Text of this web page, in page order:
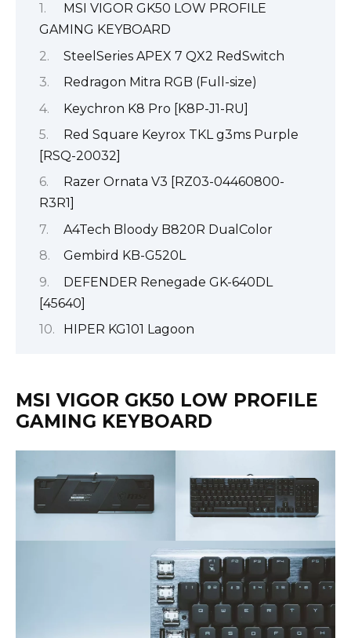
MSI VIGOR GK50 LOW PROFILE
GAMING KEYBOARD
SteelSeries APEX 7 QX2 RedSwitch
Redragon Mitra RGB (Full-size)
Keychron K8 Pro [K8P-J1-RU]
Red Square Keyrox TKL g3ms Purple
[RSQ-20032]
Razer Ornata V3 [RZ03-04460800-
R3R1]
A4Tech Bloody B820R DualColor
Gembird KB-G520L
DEFENDER Renegade GK-640DL
[45640]
HIPER KG101 Lagoon
MSI VIGOR GK50 LOW PROFILE
GAMING KEYBOARD